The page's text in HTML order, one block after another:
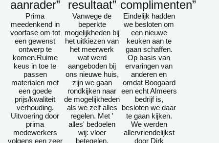
aanrader”
Prima
meedenkend in
voorfase om tot
een gewenst
ontwerp te
komen.Ruime
keus in toe te
passen
materialen met
een goede
prijs/kwaliteit
verhouding.
Uitvoering door
prima
medewerkers
volgens een zeer
resultaat”
Vanwege de
beperkte
mogelijkheden bij
het uitkiezen van
het meerwerk
wat werd
aangeboden bij
ons nieuwe huis,
zijn we gaan
rondkijken naar
de mogelijkheden
als we zelf alles
regelen. Met '
alles' bedoelen
wij: vloer
betegelen,
complimenten”
Eindelijk hadden
we besloten om
een nieuwe
keuken aan te
gaan schaffen.
Op basis van
ervaringen van
anderen en
omdat Boogaard
een echt Almeers
bedrijf is,
besloten we daar
te gaan kijken.
We werden
allervriendelijkst
door Dirk